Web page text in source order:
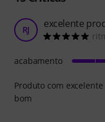
RJ excelente
Produto com
bom
acabamento